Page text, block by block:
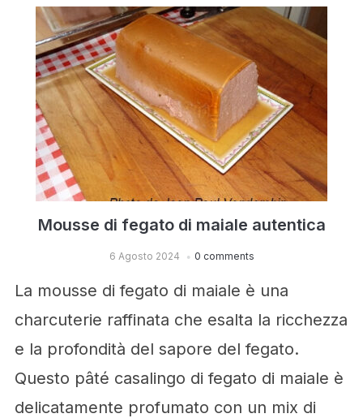
Mousse di fegato di maiale autentica
6 Agosto 2024 0 comments
La mousse di fegato di maiale è una
charcuterie raffinata che esalta la ricchezza
e la profondità del sapore del fegato.
Questo pâté casalingo di fegato di maiale è
delicatamente profumato con un mix di